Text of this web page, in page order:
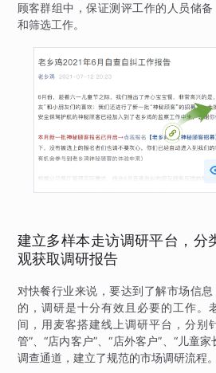
顾客群组中，保证测评工作的人员储
和筛选工作。
建立多样本走访调研平台，分
观获取调研报告
对快餐行业来说，要达到了解市场信
的，调研是十分有效且必要的工作。
间，用麦客搭建线上调研平台，分别
管”、“店内客户”、“店外客户”、“儿童
调查通道，建立了规范的市场调研流程。